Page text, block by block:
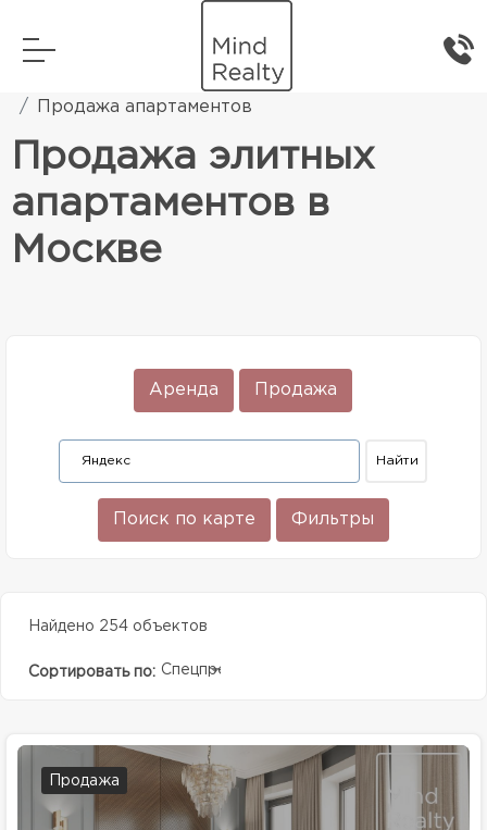
Элитная жилая недвижимость
Продажа апартаментов
Продажа элитных
апартаментов в
Москве
Аренда Продажа
Поиск по карте Фильтры
Найдено 254 объектов
Сортировать по: Спецпредолжение
Продажа